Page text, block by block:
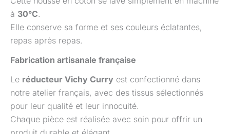
à 30°C.
Elle conserve sa forme et ses couleurs éclatantes,
repas après repas.
Fabrication artisanale française
Le réducteur Vichy Curry est confectionné dans
notre atelier français, avec des tissus sélectionnés
pour leur qualité et leur innocuité.
Chaque pièce est réalisée avec soin pour offrir un